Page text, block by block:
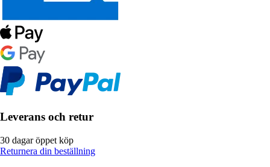
Leverans och retur
30 dagar öppet köp
Returnera din beställning